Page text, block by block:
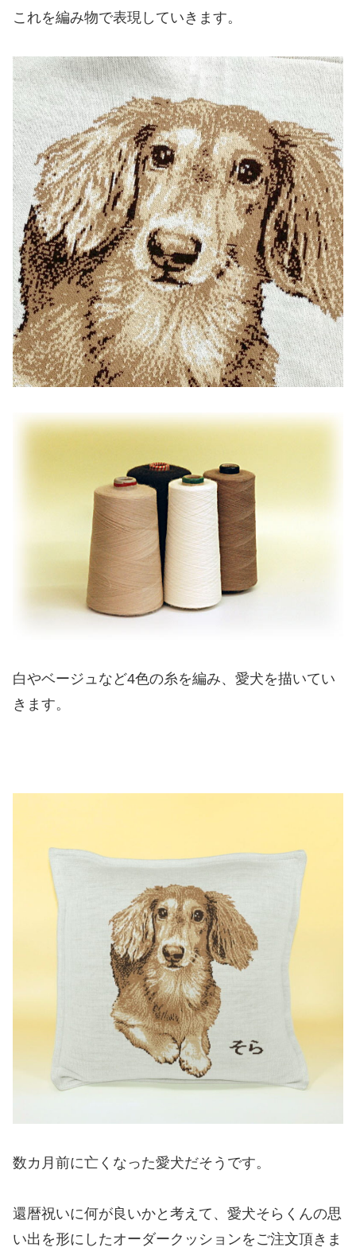
これを編み物で表現していきます。
白やベージュなど4色の糸を編み、愛犬を描いてい
きます。
数カ月前に亡くなった愛犬だそうです。
還暦祝いに何が良いかと考えて、愛犬そらくんの思
い出を形にしたオーダークッションをご注文頂きま